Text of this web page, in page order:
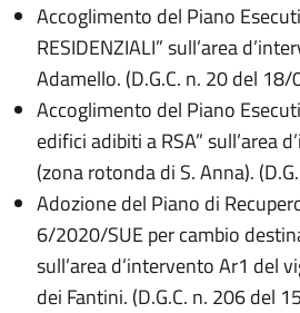
Accoglimento del Piano
RESIDENZIALI” sull’area
Adamello. (D.G.C. n. 20del 18/
Accoglimento del Piano
edifici adibiti a RSA” sull’area
(zona rotonda di S. Anna).
Adozione del Piano di
6/2020/SUE per cambio
sull’area d’intervento Ar1 del
dei Fantini. (D.G.C. n. 206 del